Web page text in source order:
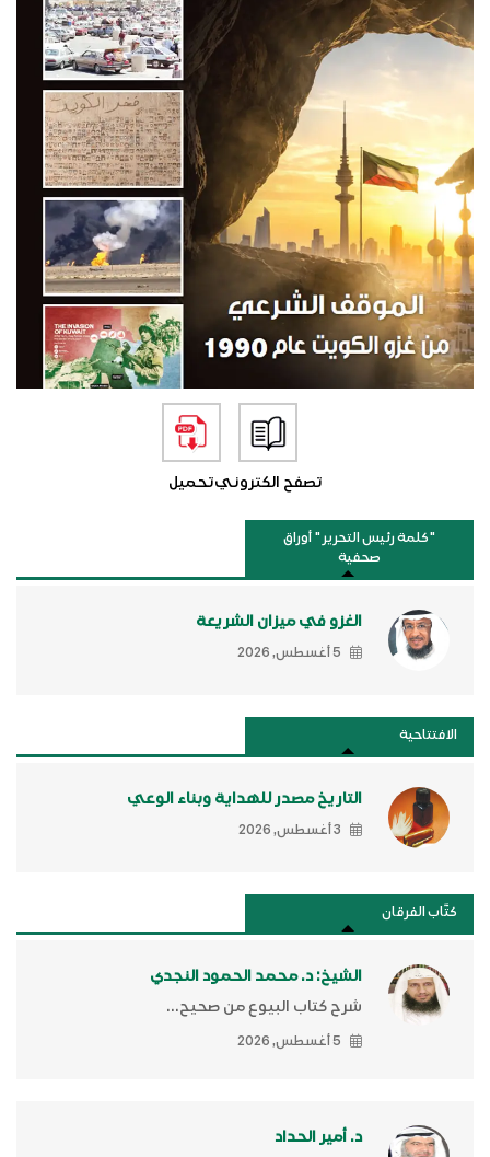
تصفح الكترونيتحميل
"كلمة رئيس التحرير " أوراق
صحفية
الغزو في ميزان الشريعة
5 أغسطس, 2026
الافتتاحية
التاريخ مصدر للهداية وبناء الوعي
3 أغسطس, 2026
كتَّاب الفرقان
الشيخ: د. محمد الحمود النجدي
شرح كتاب البيوع من صحيح...
5 أغسطس, 2026
د. أمير الحداد